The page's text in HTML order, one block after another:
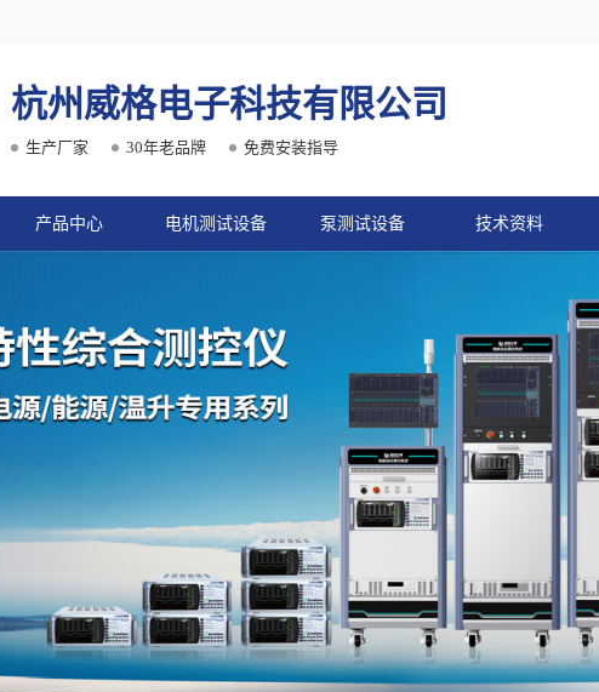
杭州威格电子科技有限公司
生产厂家 30年老品牌 免费安装指导
产品中心 电机测试设备 泵测试设备 技术资料